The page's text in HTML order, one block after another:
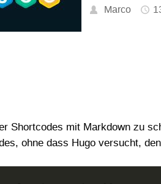
Marco
Shortcodes mit Markdown zu
ohne dass Hugo versucht,